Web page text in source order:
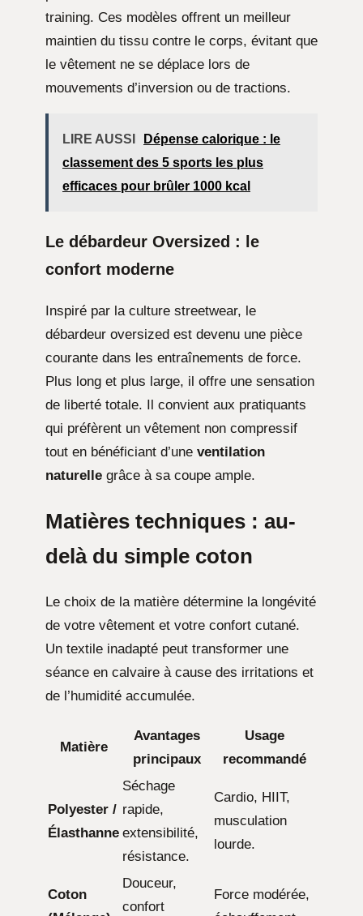
training. Ces modèles offrent un meilleur
maintien du tissu contre le corps, évitant que
le vêtement ne se déplace lors de
mouvements d’inversion ou de tractions.
LIRE AUSSI
Dépense calorique : le
classement des 5 sports les plus
efficaces pour brûler 1000 kcal
Le débardeur Oversized : le
confort moderne
Inspiré par la culture streetwear, le
débardeur oversized est devenu une pièce
courante dans les entraînements de force.
Plus long et plus large, il offre une sensation
de liberté totale. Il convient aux pratiquants
qui préfèrent un vêtement non compressif
tout en bénéficiant d’une ventilation
naturelle grâce à sa coupe ample.
Matières techniques : au-
delà du simple coton
Le choix de la matière détermine la longévité
de votre vêtement et votre confort cutané.
Un textile inadapté peut transformer une
séance en calvaire à cause des irritations et
de l’humidité accumulée.
Matière
Avantages
principaux
Usage
recommandé
Polyester /
Élasthanne
Séchage
rapide,
extensibilité,
résistance.
Cardio, HIIT,
musculation
lourde.
Coton
Douceur,
confort
Force modérée,